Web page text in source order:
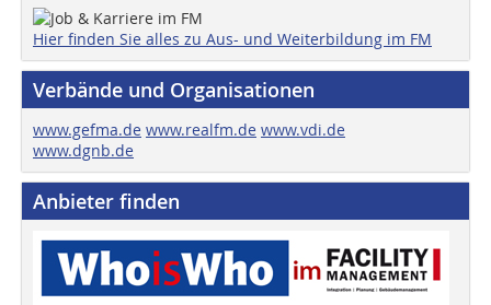
Hier finden Sie alles zu Aus- und Weiterbildung im FM
Verbände und Organisationen
www.gefma.de www.realfm.de www.vdi.de
www.dgnb.de
Anbieter finden